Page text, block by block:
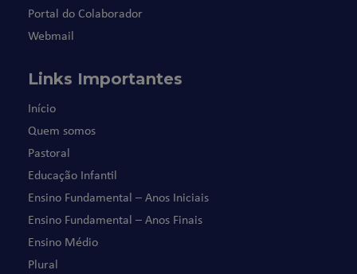
Portal do Colaborador
Webmail
Links Importantes
Início
Quem somos
Pastoral
Educação Infantil
Ensino Fundamental – Anos Iniciais
Ensino Fundamental – Anos Finais
Ensino Médio
Plural